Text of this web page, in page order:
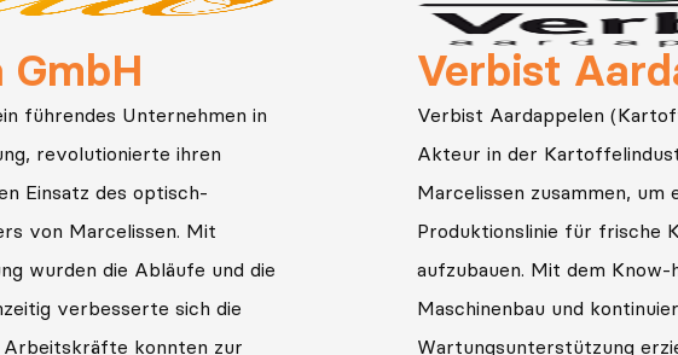
ein langjähriger
arbeitete mit
um eine komplette
Kartoffelprodukte
how von Marcelissen im
Verbist reibungslose
Wernsing
Die Wernsing Feinkost
Lebensmittelzulieferer in
Effizienz und Qualität ihres
verbessern. Durch die
den Einsatz unserer
Sortiermaschinen erreichte
über 95 % ohne manuelle